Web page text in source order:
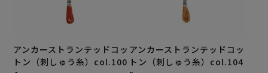
アンカーストランテッドコッ
トン（刺しゅう糸）col.100
アンカーストランテッドコッ
トン（刺しゅう糸）col.104